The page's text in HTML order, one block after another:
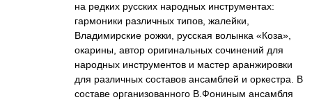
на редких русских народных инструментах:
гармоники различных типов, жалейки,
Владимирские рожки, русская волынка «Коза»,
окарины, автор оригинальных сочинений для
народных инструментов и мастер аранжировки
для различных составов ансамблей и оркестра. В
составе организованного В.Фониным ансамбля